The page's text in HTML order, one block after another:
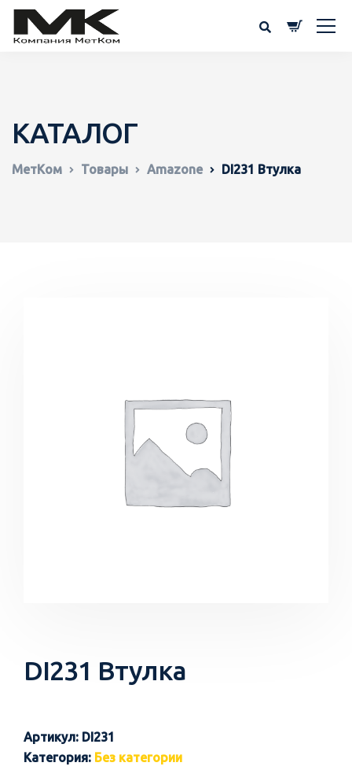
КАТАЛОГ
МетКом Товары Amazone DI231 Втулка
DI231 Втулка
Артикул: DI231
Категория: Без категории